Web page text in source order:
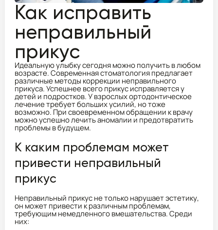
Как исправить
неправильный
прикус
Идеальную улыбку сегодня можно получить в любом
возрасте. Современная стоматология предлагает
различные методы коррекции неправильного
прикуса. Успешнее всего прикус исправляется у
детей и подростков. У взрослых ортодонтическое
лечение требует больших усилий, но тоже
возможно. При своевременном обращении к врачу
можно успешно лечить аномалии и предотвратить
проблемы в будущем.
К каким проблемам может
привести неправильный
прикус
Неправильный прикус не только нарушает эстетику,
он может привести к различным проблемам,
требующим немедленного вмешательства. Среди
них: